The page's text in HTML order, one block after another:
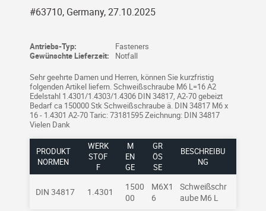
#63710, Germany, 27.10.2025
Antriebs-Typ:
Fasteners
Gewünschte Lieferzeit:
Notfall
Sehr geehrte Damen und Herren, können Sie kurzfristig
folgenden Artikel liefern. Schweißschraube M6 L=16 A2
Edelstahl 1.4301/1.4303/1.4306 DIN 34817, A2-70 gebeizt
Bedarf ca 150000 Stk Schweißschraube ä. DIN 34817 M6 x
16 - 1.4301 A2-70 Taric: 73181595 Zeichnung: DIN 34817
Vielen Dank
PRODUKT
NORMEN
WERK
STOF
F
M
EN
GE
GR
ÖSS
E
BESCHREIBU
NG
DIN 34817 1.4301
1500
00
M6X1
6
Schweißschr
aube M6 L